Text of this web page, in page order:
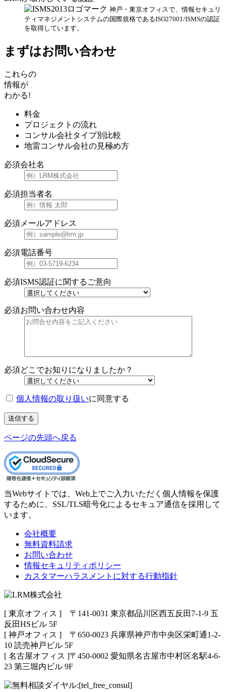
神戸・東京オフィスで、情報セキュリ
ティマネジメントシステムの国際規格であるISO27001/ISMSの認証
を取得しています。
まずはお問い合わせ
これらの
情報が
わかる!
料金
プロジェクトの流れ
コンサル会社タイプ別比較
地雷コンサル会社の見極め方
必須会社名
必須担当者名
必須 メールアドレス
必須電話番号
必須ISMS認証に関するご意向
必須お問い合わせ内容
必須どこでお知りになりましたか？
個人情報の取り扱いに同意する
送信する
ページの先頭へ戻る
当Webサイトでは、Web上でご入力いただく個人情報を保護
するために、SSL/TLS暗号化によるセキュア通信を採用して
います。
会社概要
無料資料請求
お問い合わせ
情報セキュリティポリシー
カスタマーハラスメントに対する行動指針
[ 東京オフィス ] 〒141-0031 東京都品川区西五反田7-1-9 五
反田HSビル 5F
[ 神戸オフィス ] 〒650-0023 兵庫県神戸市中央区栄町通1-2-
10 読売神戸ビル 5F
[ 名古屋オフィス ]〒450-0002 愛知県名古屋市中村区名駅4-6-
23 第三堀内ビル 9F